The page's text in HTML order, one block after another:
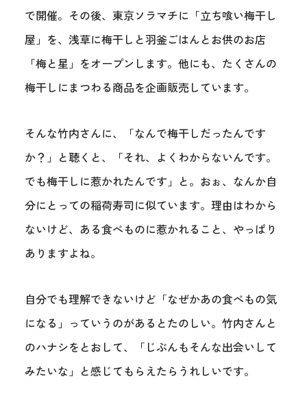
で開催。その後、東京ソラマチに「立ち喰い梅干し
屋」を、浅草に梅干しと羽釜ごはんとお供のお店
「梅と星」をオープンします。他にも、たくさんの
梅干しにまつわる商品を企画販売しています。
そんな竹内さんに、「なんで梅干しだったんです
か？」と聴くと、「それ、よくわからないんです。
でも梅干しに惹かれたんです」と。おぉ、なんか自
分にとっての稲荷寿司に似ています。理由はわから
ないけど、ある食べものに惹かれること、やっぱり
ありますよね。
自分でも理解できないけど「なぜかあの食べもの気
になる」っていうのがあるとたのしい。竹内さんと
のハナシをとおして、「じぶんもそんな出会いして
みたいな」と感じてもらえたらうれしいです。